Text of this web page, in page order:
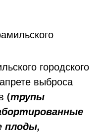
городского
выброса
(трупы
плоды,